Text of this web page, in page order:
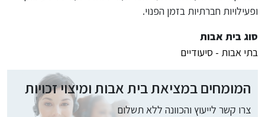
ופעילויות חברתיות בזמן הפנוי.
סוג בית אבות
בתי אבות - סיעודיים
המומחים במציאת בית אבות ומיצוי זכויות
צרו קשר לייעוץ והכוונה ללא תשלום